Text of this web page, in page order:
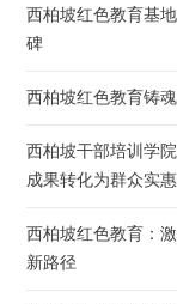
西柏坡红色教育基
碑
西柏坡红色教育铸
西柏坡干部培训学
成果转化为群众实惠
西柏坡红色教育：
新路径